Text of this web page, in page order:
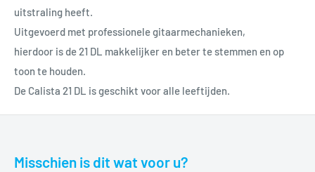
uitstraling heeft.
Uitgevoerd met professionele gitaarmechanieken,
hierdoor is de 21 DL makkelijker en beter te stemmen en op
toon te houden.
De Calista 21 DL is geschikt voor alle leeftijden.
Misschien is dit wat voor u?